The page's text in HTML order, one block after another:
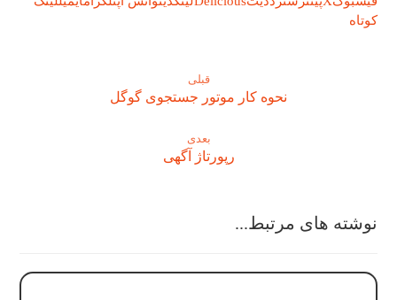
کوتاه
قبلی
نحوه کار موتور جستجوی گوگل
بعدی
رپورتاژ آگهی
نوشته های مرتبط...